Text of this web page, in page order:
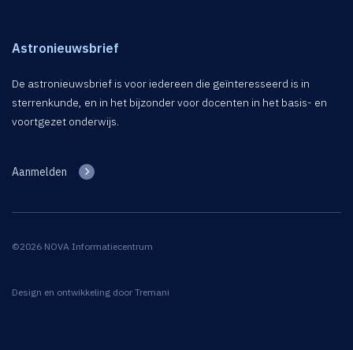
Astronieuwsbrief
De astronieuwsbrief is voor iedereen die geïnteresseerd is in
sterrenkunde, en in het bijzonder voor docenten in het basis- en
voortgezet onderwijs.
Aanmelden
©2026 NOVA Informatiecentrum
Design en ontwikkeling door Tremani